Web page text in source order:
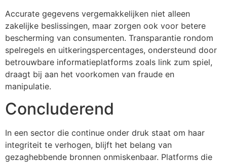
Accurate gegevens vergemakkelijken niet alleen
zakelijke beslissingen, maar zorgen ook voor betere
bescherming van consumenten. Transparantie rondom
spelregels en uitkeringspercentages, ondersteund door
betrouwbare informatieplatforms zoals link zum spiel,
draagt bij aan het voorkomen van fraude en
manipulatie.
Concluderend
In een sector die continue onder druk staat om haar
integriteit te verhogen, blijft het belang van
gezaghebbende bronnen onmiskenbaar. Platforms die